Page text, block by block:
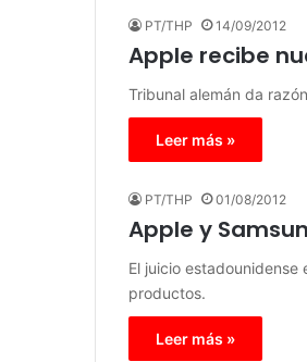
PT/THP 14/09/2012
Apple recibe
Tribunal alemán da
Leer más »
PT/THP 01/08/2012
Apple y
El juicio
productos.
Leer más »